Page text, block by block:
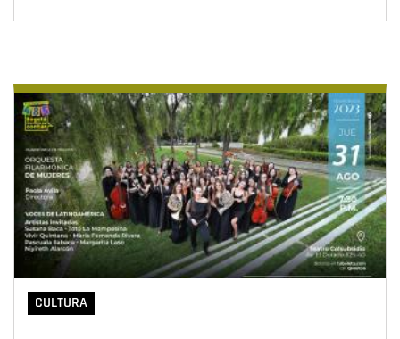
CULTURA